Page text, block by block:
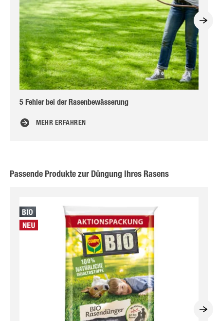
5 Fehler bei der Rasenbewässerung
MEHR ERFAHREN
Passende Produkte zur Düngung Ihres Rasens